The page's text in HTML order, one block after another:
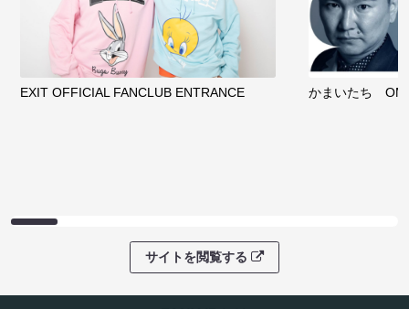
EXIT OFFICIAL FANCLUB ENTRANCE かまいたち
サイトを閲覧する